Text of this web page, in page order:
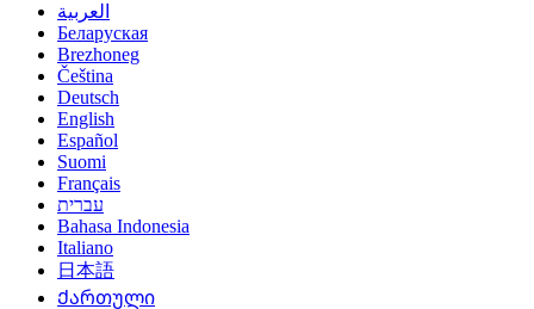
العربية
Беларуская
Brezhoneg
Čeština
Deutsch
English
Español
Suomi
Français
עברית
Bahasa Indonesia
Italiano
日本語
Ქართული